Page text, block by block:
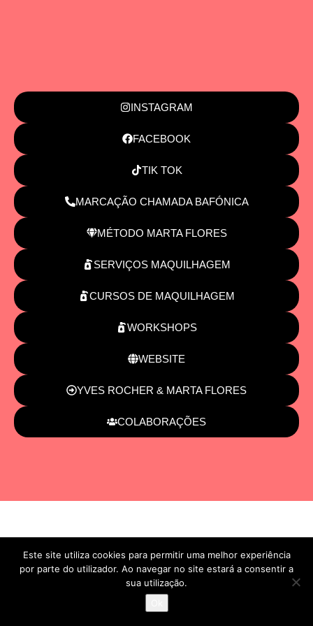
INSTAGRAM
FACEBOOK
TIK TOK
MARCAÇÃO CHAMADA BAFÓNICA
MÉTODO MARTA FLORES
SERVIÇOS MAQUILHAGEM
CURSOS DE MAQUILHAGEM
WORKSHOPS
WEBSITE
YVES ROCHER & MARTA FLORES
COLABORAÇÕES
Este site utiliza cookies para permitir uma melhor experiência
por parte do utilizador. Ao navegar no site estará a consentir a
sua utilização.